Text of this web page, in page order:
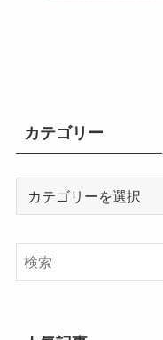
カテゴリー
リ
ー